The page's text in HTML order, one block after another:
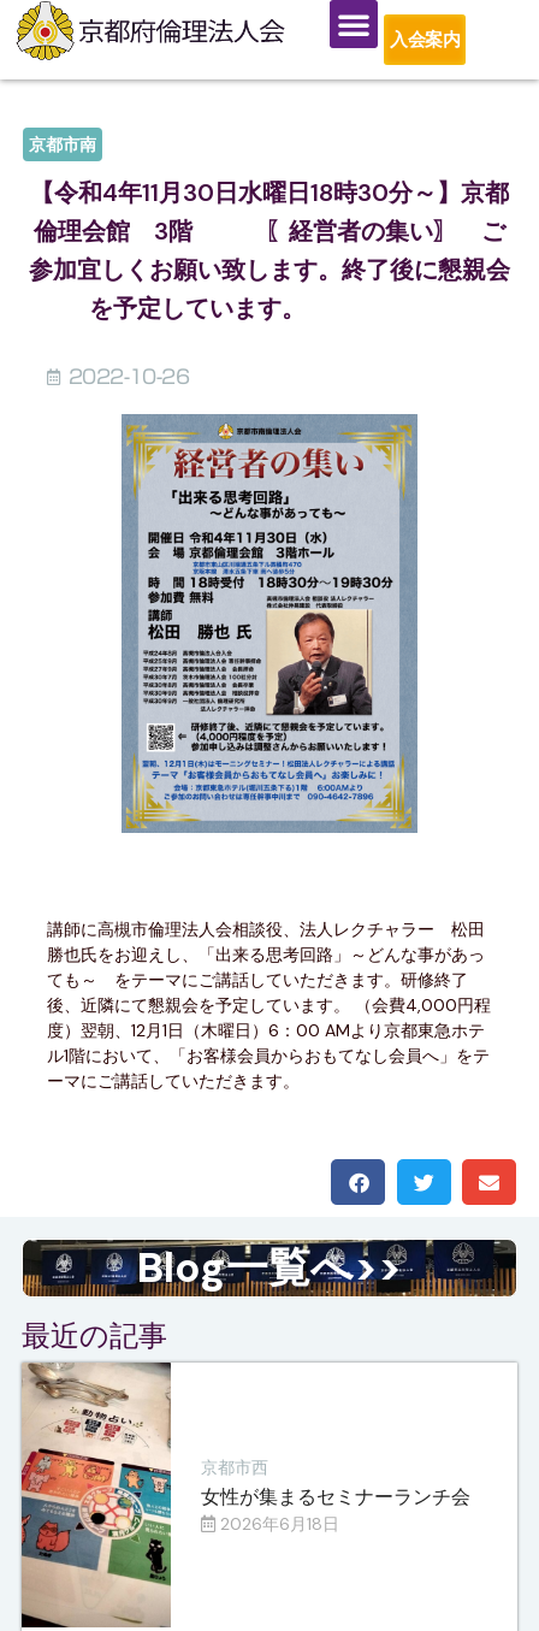
入会案内
京都市南
【令和4年11月30日水曜日18時30分～】京都
倫理会館 3階 〖経営者の集い〗 ご
参加宜しくお願い致します。終了後に懇親会
を予定しています。
2022-10-26
講師に高槻市倫理法人会相談役、法人レクチャラー 松田
勝也氏をお迎えし、「出来る思考回路」～どんな事があっ
ても～ をテーマにご講話していただきます。研修終了
後、近隣にて懇親会を予定しています。 （会費4,000円程
度）翌朝、12月1日（木曜日）6：00 AMより京都東急ホテ
ル1階において、「お客様会員からおもてなし会員へ」をテ
ーマにご講話していただきます。
Blog一覧へ>>
最近の記事
京都市西
女性が集まるセミナーランチ会
2026年6月18日